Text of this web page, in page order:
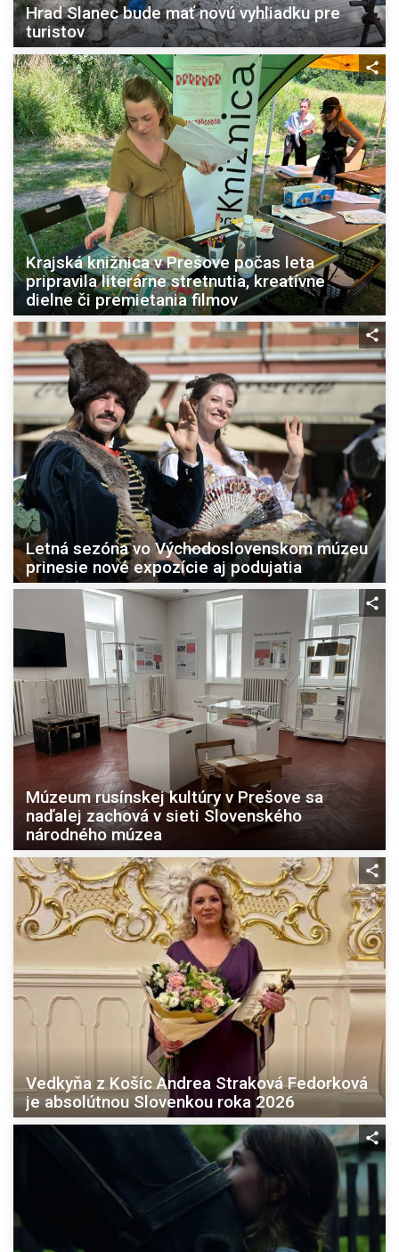
Hrad Slanec bude mať novú vyhliadku pre
turistov
Krajská knižnica v Prešove počas leta
pripravila literárne stretnutia, kreatívne
dielne či premietania filmov
Letná sezóna vo Východoslovenskom múzeu
prinesie nové expozície aj podujatia
Múzeum rusínskej kultúry v Prešove sa
naďalej zachová v sieti Slovenského
národného múzea
Vedkyňa z Košíc Andrea Straková Fedorková
je absolútnou Slovenkou roka 2026